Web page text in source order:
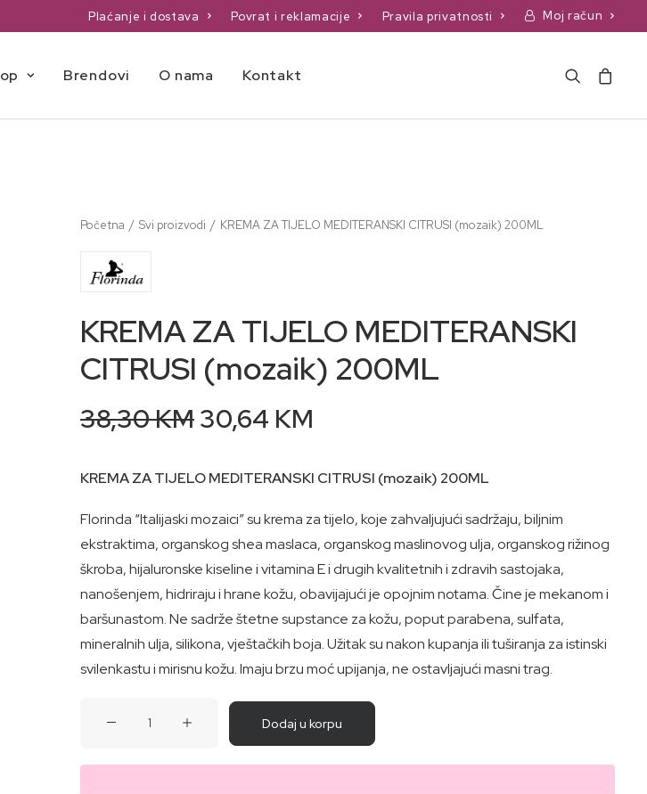
Plaćanje i dostava Povrat i reklamacije Pravila privatnosti Moj račun
Brendovi O nama Kontakt
Početna Svi proizvodi KREMA ZA TIJELO MEDITERANSKI CITRUSI (mozaik) 200ML
KREMA ZA TIJELO MEDITERANSKI
CITRUSI (mozaik) 200ML
38,30KMOriginal
was:
38,30 KM.
30,64 KM
is:
30,64 KM.
KREMA ZA TIJELO MEDITERANSKI CITRUSI (mozaik) 200ML
Florinda “Italijaski mozaici” su krema za tijelo, koje zahvaljujući sadržaju, biljnim
ekstraktima, organskog shea maslaca, organskog maslinovog ulja, organskog rižinog
škroba, hijaluronske kiseline i vitamina E i drugih kvalitetnih i zdravih sastojaka,
nanošenjem, hidriraju i hrane kožu, obavijajući je opojnim notama. Čine je mekanom i
baršunastom. Ne sadrže štetne supstance za kožu, poput parabena, sulfata,
mineralnih ulja, silikona, vještačkih boja. Užitak su nakon kupanja ili tuširanja za istinski
svilenkastu i mirisnu kožu. Imaju brzu moć upijanja, ne ostavljajući masni trag.
Dodaj u korpu